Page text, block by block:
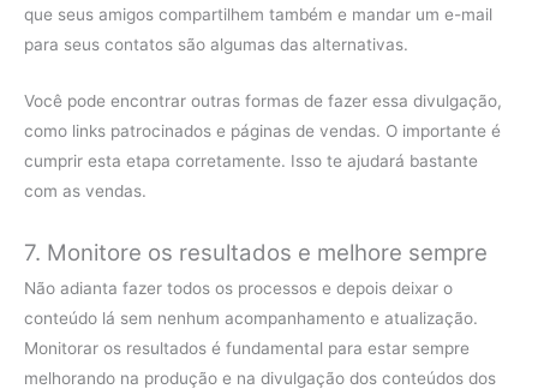
que seus amigos compartilhem também e mandar um e-mail
para seus contatos são algumas das alternativas.
Você pode encontrar outras formas de fazer essa divulgação,
como links patrocinados e páginas de vendas. O importante é
cumprir esta etapa corretamente. Isso te ajudará bastante
com as vendas.
7. Monitore os resultados e melhore sempre
Não adianta fazer todos os processos e depois deixar o
conteúdo lá sem nenhum acompanhamento e atualização.
Monitorar os resultados é fundamental para estar sempre
melhorando na produção e na divulgação dos conteúdos dos